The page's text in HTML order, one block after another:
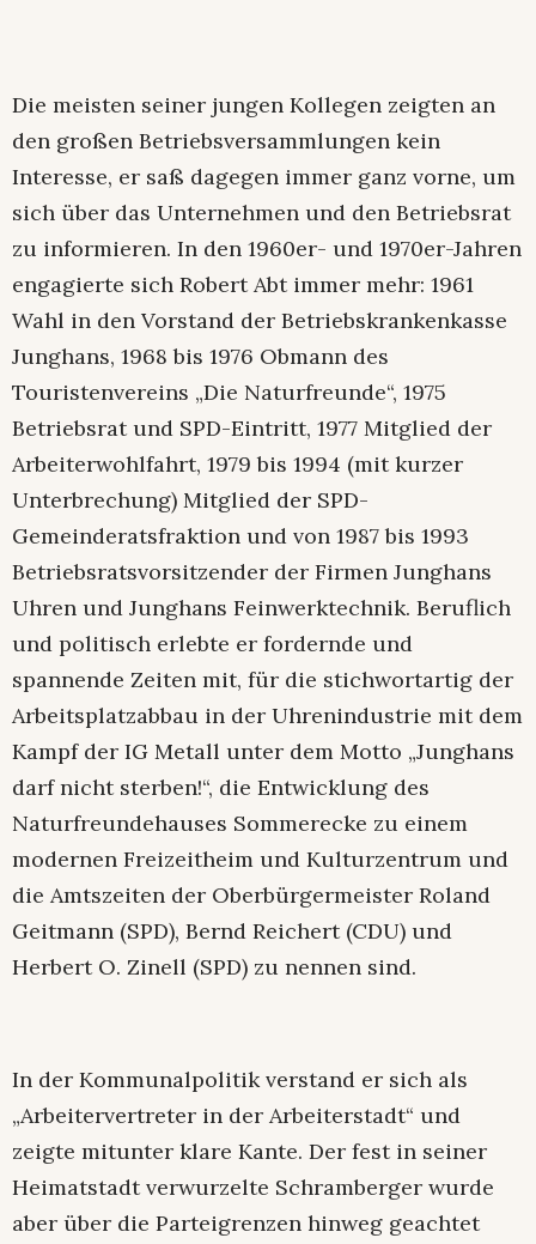
Die meisten seiner jungen Kollegen zeigten an
den großen Betriebsversammlungen kein
Interesse, er saß dagegen immer ganz vorne, um
sich über das Unternehmen und den Betriebsrat
zu informieren. In den 1960er- und 1970er-Jahren
engagierte sich Robert Abt immer mehr: 1961
Wahl in den Vorstand der Betriebskrankenkasse
Junghans, 1968 bis 1976 Obmann des
Touristenvereins „Die Naturfreunde“, 1975
Betriebsrat und SPD-Eintritt, 1977 Mitglied der
Arbeiterwohlfahrt, 1979 bis 1994 (mit kurzer
Unterbrechung) Mitglied der SPD-
Gemeinderatsfraktion und von 1987 bis 1993
Betriebsratsvorsitzender der Firmen Junghans
Uhren und Junghans Feinwerktechnik. Beruflich
und politisch erlebte er fordernde und
spannende Zeiten mit, für die stichwortartig der
Arbeitsplatzabbau in der Uhrenindustrie mit dem
Kampf der IG Metall unter dem Motto „Junghans
darf nicht sterben!“, die Entwicklung des
Naturfreundehauses Sommerecke zu einem
modernen Freizeitheim und Kulturzentrum und
die Amtszeiten der Oberbürgermeister Roland
Geitmann (SPD), Bernd Reichert (CDU) und
Herbert O. Zinell (SPD) zu nennen sind.
In der Kommunalpolitik verstand er sich als
„Arbeitervertreter in der Arbeiterstadt“ und
zeigte mitunter klare Kante. Der fest in seiner
Heimatstadt verwurzelte Schramberger wurde
aber über die Parteigrenzen hinweg geachtet